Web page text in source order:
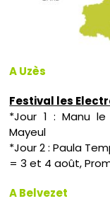
A Uzès
Festival les
*Jour 1 : Manu le
Mayeul
*Jour 2 : Paula
= 3 et 4 août,
A Belvezet